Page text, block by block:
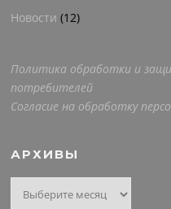
Новости (12)
Политика обработки и
потребителей
Согласие на обработку
АРХИВЫ